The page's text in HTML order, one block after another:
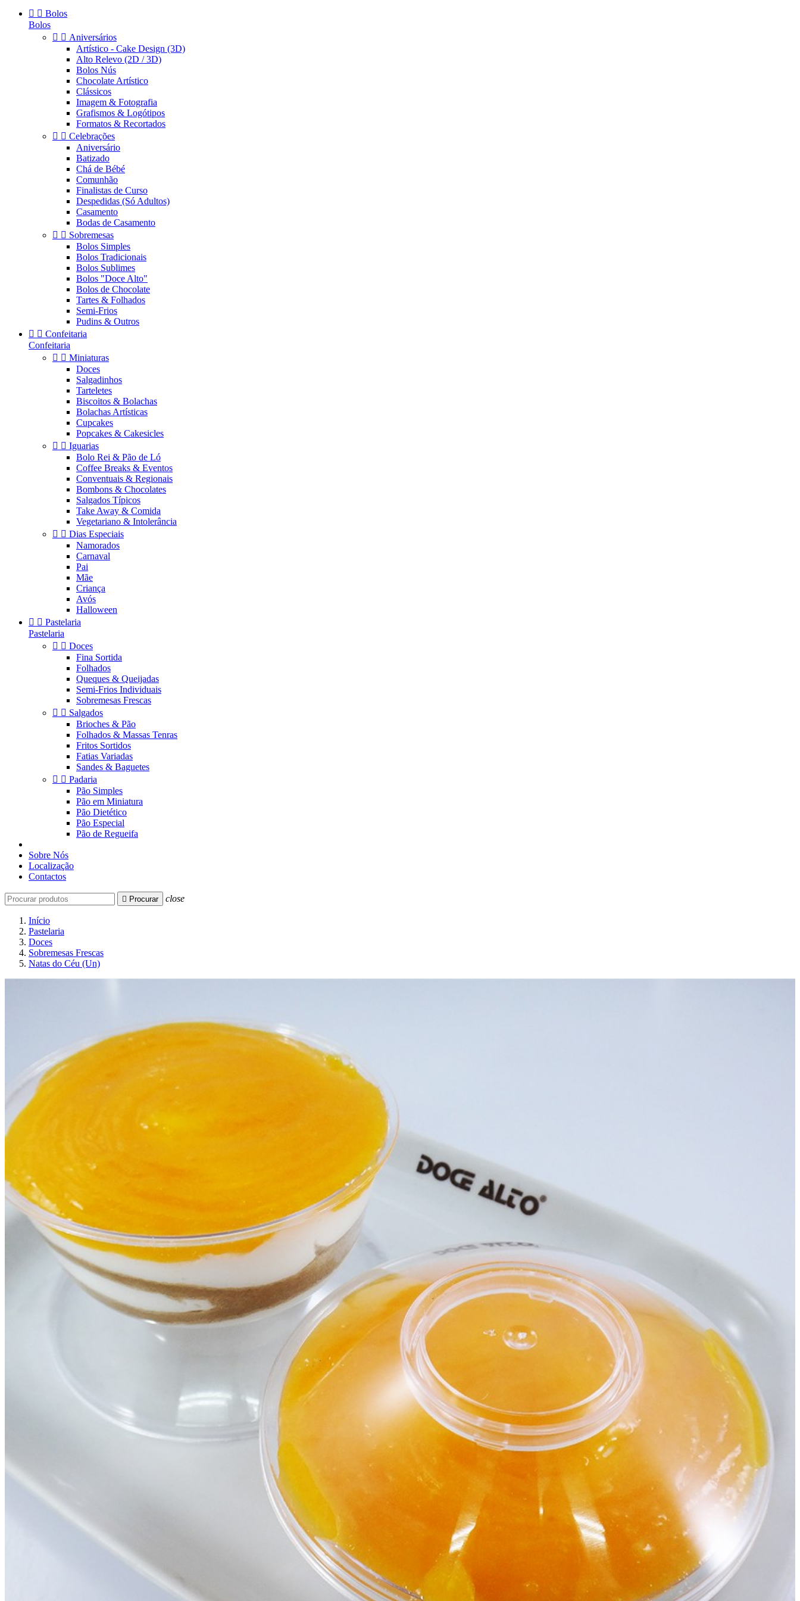
  Bolos
Bolos
  Aniversários
Artístico - Cake Design (3D)
Alto Relevo (2D / 3D)
Bolos Nús
Chocolate Artístico
Clássicos
Imagem & Fotografia
Grafismos & Logótipos
Formatos & Recortados
  Celebrações
Aniversário
Batizado
Chá de Bébé
Comunhão
Finalistas de Curso
Despedidas (Só Adultos)
Casamento
Bodas de Casamento
  Sobremesas
Bolos Simples
Bolos Tradicionais
Bolos Sublimes
Bolos "Doce Alto"
Bolos de Chocolate
Tartes & Folhados
Semi-Frios
Pudins & Outros
  Confeitaria
Confeitaria
  Miniaturas
Doces
Salgadinhos
Tarteletes
Biscoitos & Bolachas
Bolachas Artísticas
Cupcakes
Popcakes & Cakesicles
  Iguarias
Bolo Rei & Pão de Ló
Coffee Breaks & Eventos
Conventuais & Regionais
Bombons & Chocolates
Salgados Típicos
Take Away & Comida
Vegetariano & Intolerância
  Dias Especiais
Namorados
Carnaval
Pai
Mãe
Criança
Avós
Halloween
  Pastelaria
Pastelaria
  Doces
Fina Sortida
Folhados
Queques & Queijadas
Semi-Frios Individuais
Sobremesas Frescas
  Salgados
Brioches & Pão
Folhados & Massas Tenras
Fritos Sortidos
Fatias Variadas
Sandes & Baguetes
  Padaria
Pão Simples
Pão em Miniatura
Pão Dietético
Pão Especial
Pão de Regueifa
Sobre Nós
Localização
Contactos
 Procurar close
Início
Pastelaria
Doces
Sobremesas Frescas
Natas do Céu (Un)